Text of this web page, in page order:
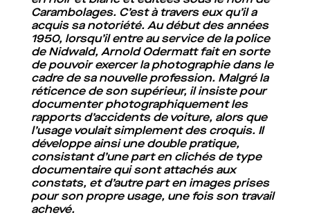
Carambolages. C’est à travers eux qu’il a
acquis sa notoriété. Au début des années
1950, lorsqu’il entre au service de la police
de Nidwald, Arnold Odermatt fait en sorte
de pouvoir exercer la photographie dans le
cadre de sa nouvelle profession. Malgré la
réticence de son supérieur, il insiste pour
documenter photographiquement les
rapports d’accidents de voiture, alors que
l’usage voulait simplement des croquis. Il
développe ainsi une double pratique,
consistant d’une part en clichés de type
documentaire qui sont attachés aux
constats, et d’autre part en images prises
pour son propre usage, une fois son travail
achevé.